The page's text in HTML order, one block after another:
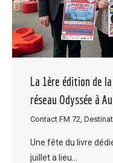
La 1ère édition de
réseau Odyssée à
Contact FM 72
Une fête du livre
juillet a lieu…